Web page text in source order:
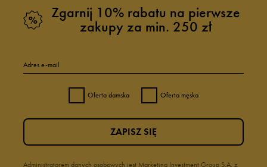
Zgarnij 10% rabatu na pierwsze
zakupy za min. 250 zł
Adres e-mail
Oferta damska Oferta męska
Administratorem danych osobowych jest Marketing Investment Group S.A. z
ZAPISZ SIĘ